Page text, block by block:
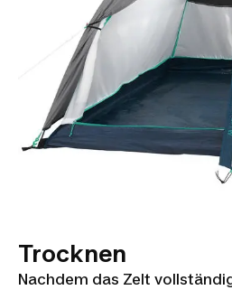
Trocknen
Nachdem das Zelt